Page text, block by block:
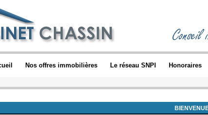
Nos offres immobilières Le réseau SNPI Honoraires